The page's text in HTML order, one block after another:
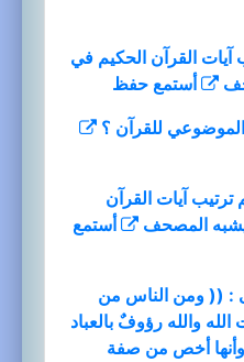
آيات القرآن الحكيم في
أستمع حفظ
ترتيب آيات القرآن
المصحف
أستمع
: (( ومن الناس من
والله رؤوفٌ بالعباد
وأنها أخص من صفة